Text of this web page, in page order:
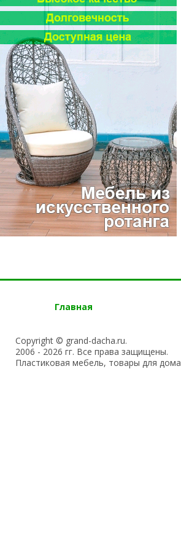
Главная
Copyright © grand-dacha.ru.
2006 - 2026 гг. Все права защищены.
Пластиковая мебель, товары для дома